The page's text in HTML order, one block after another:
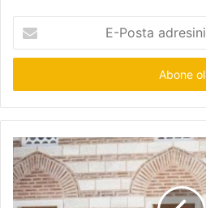
Posta
adresinizi